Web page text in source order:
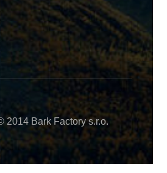
2014 Bark Factory s.r.o.